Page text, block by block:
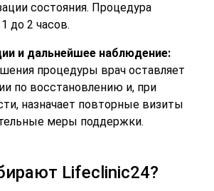
состояния. Процедура
до 2 часов.
и дальнейшее наблюдение:
процедуры врач оставляет
по восстановлению и, при
назначает повторные визиты
меры поддержки.
Lifeclinic24?